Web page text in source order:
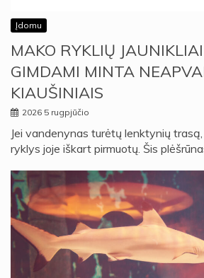
Įdomu
MAKO RYKLIŲ
GIMDAMI MINTA
KIAUŠINIAIS
2026 5 rugpjūčio
Jei vandenynas turėtų lenktynių
ryklys joje iškart pirmuotų. Šis